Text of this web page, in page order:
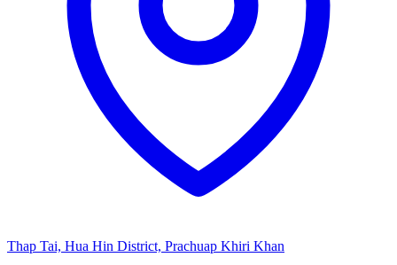
Thap Tai, Hua Hin District, Prachuap Khiri Khan